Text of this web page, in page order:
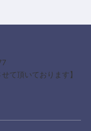
て頂いております】